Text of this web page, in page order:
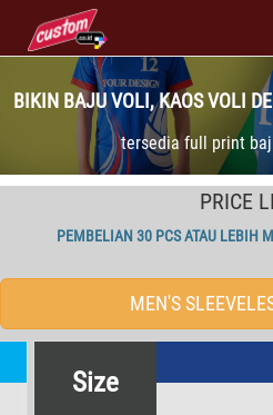
BIKIN BAJU VOLI, KAOS VOLI
tersedia full print
PRICE
PEMBELIAN 30 PCS ATAU LEBIH
MEN'S
Size